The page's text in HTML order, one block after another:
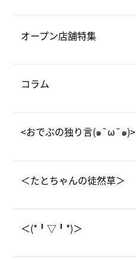
オープン店舗特集
コラム
<おでぶの独り言(๑¯ω¯๑)>
＜たとちゃんの徒然草＞
＜(*╹▽╹*)＞